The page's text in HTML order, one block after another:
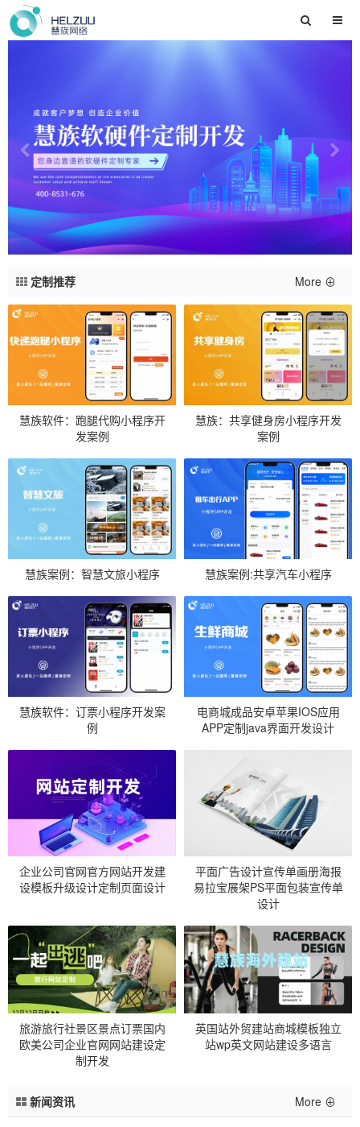
定制推荐 More ⊕
慧族软件：跑腿代购小程序开
发案例
慧族：共享健身房小程序开发
案例
慧族案例：智慧文旅小程序 慧族案例:共享汽车小程序
慧族软件：订票小程序开发案
例
电商城成品安卓苹果IOS应用
APP定制java界面开发设计
企业公司官网官方网站开发建
设模板升级设计定制页面设计
平面广告设计宣传单画册海报
易拉宝展架PS平面包装宣传单
设计
旅游旅行社景区景点订票国内
欧美公司企业官网网站建设定
制开发
英国站外贸建站商城模板独立
站wp英文网站建设多语言
新闻资讯 More ⊕